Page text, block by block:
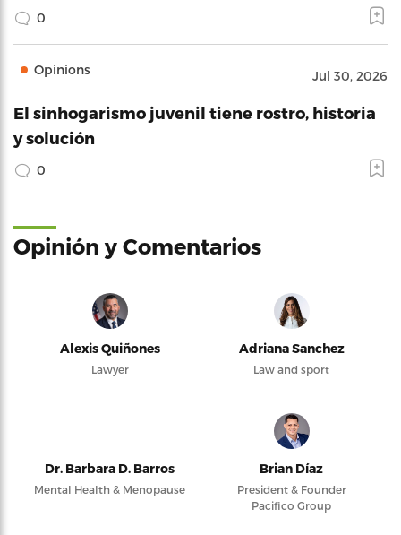
0
Opinions Jul 30, 2026
El sinhogarismo juvenil tiene rostro, historia
y solución
0
Opinión y Comentarios
Alexis Quiñones
Lawyer
Adriana Sanchez
Law and sport
Dr. Barbara D. Barros
Mental Health & Menopause
Brian Díaz
President & Founder
Pacifico Group